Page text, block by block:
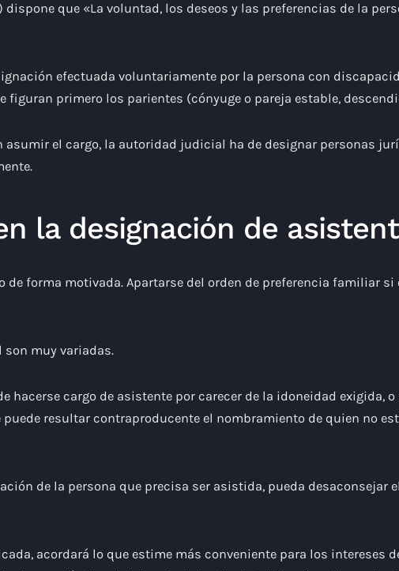
dispone que «La voluntad, los deseos y las preferencias de la
efectuada voluntariamente por la persona con
figuran primero los parientes (cónyuge o pareja estable,
el cargo, la autoridad judicial ha de designar personas
la designación de
forma motivada. Apartarse del orden de preferencia familiar
son muy variadas.
hacerse cargo de asistente por carecer de la idoneidad exigida,
resultar contraproducente el nombramiento de quien no
de la persona que precisa ser asistida, pueda desaconsejar
acordará lo que estime más conveniente para los intereses